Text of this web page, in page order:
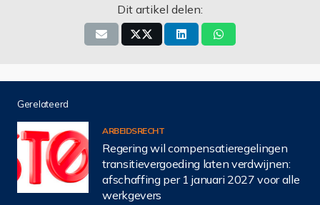
Dit artikel delen:
Gerelateerd
ARBEIDSRECHT
Regering wil compensatieregelingen
transitievergoeding laten verdwijnen:
afschaffing per 1 januari 2027 voor alle
werkgevers